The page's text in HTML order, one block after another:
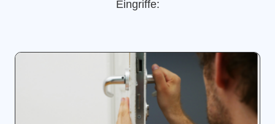
Eingriffe: